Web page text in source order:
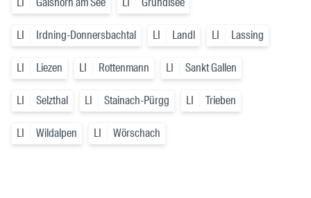
LI Irdning-Donnersbachtal LI Landl LI Lassing
LI Liezen LI Rottenmann LI Sankt Gallen
LI Selzthal LI Stainach-Pürgg LI Trieben
LI Wildalpen LI Wörschach